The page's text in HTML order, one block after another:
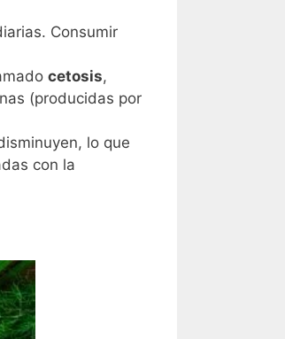
Consumir
cetosis,
(producidas por
lo que
con la